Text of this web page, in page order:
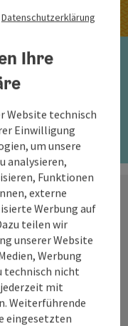
deine
im
Datenschutzerklärung
Ihre
Website technisch
Einwilligung
um unsere
analysieren,
Funktionen
externe
Werbung auf
teilen wir
unserer Website
Werbung
technisch nicht
mit
Weiterführende
eingesetzten